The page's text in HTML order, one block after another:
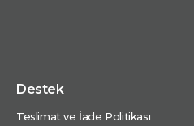
Destek
Teslimat ve İade Politikası